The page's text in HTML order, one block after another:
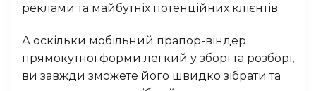
реклами та майбутніх потенційних клієнтів.
А оскільки мобільний прапор-віндер
прямокутної форми легкий у зборі та розборі,
ви завжди зможете його швидко зібрати та